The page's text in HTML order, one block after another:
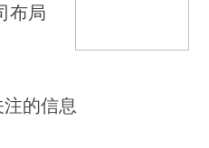
布局
的信息